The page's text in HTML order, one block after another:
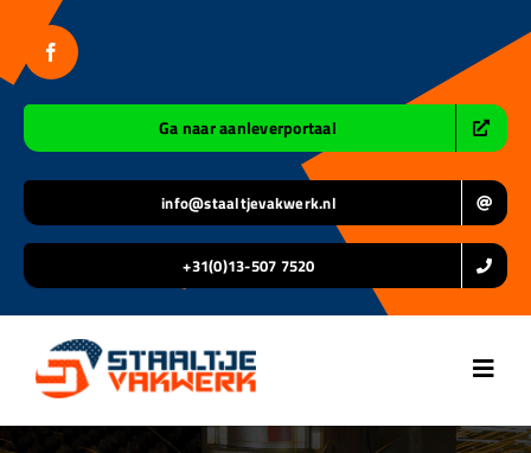
inhoud
Ga naar aanleverportaal
info@staaltjevakwerk.nl
+31(0)13-507 7520